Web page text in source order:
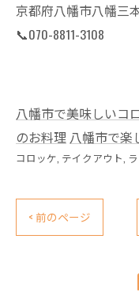
京都府八幡市八幡三
📞070-8811-3108
八幡市で美味しいコ
のお料理 八幡市で楽
コロッケ テイクアウト
< 前のページ